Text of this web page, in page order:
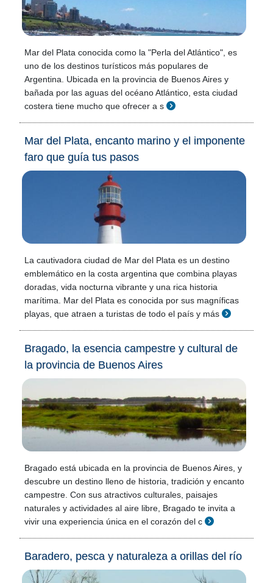
Mar del Plata conocida como la "Perla del Atlántico", es
uno de los destinos turísticos más populares de
Argentina. Ubicada en la provincia de Buenos Aires y
bañada por las aguas del océano Atlántico, esta ciudad
costera tiene mucho que ofrecer a s
Mar del Plata, encanto marino y el imponente
faro que guía tus pasos
La cautivadora ciudad de Mar del Plata es un destino
emblemático en la costa argentina que combina playas
doradas, vida nocturna vibrante y una rica historia
marítima. Mar del Plata es conocida por sus magníficas
playas, que atraen a turistas de todo el país y más
Bragado, la esencia campestre y cultural de
la provincia de Buenos Aires
Bragado está ubicada en la provincia de Buenos Aires, y
descubre un destino lleno de historia, tradición y encanto
campestre. Con sus atractivos culturales, paisajes
naturales y actividades al aire libre, Bragado te invita a
vivir una experiencia única en el corazón del c
Baradero, pesca y naturaleza a orillas del río